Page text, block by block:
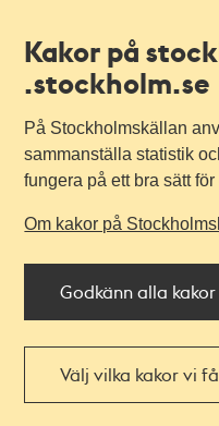
Kakor på
.stockholm.se
På Stockholmskällan
sammanställa statistik
fungera på ett bra sätt för
Om kakor på
Godkänn alla kakor
Välj vilka kakor vi